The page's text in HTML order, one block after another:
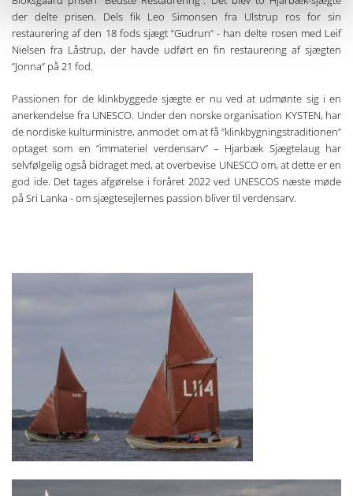
der delte prisen. Dels fik Leo Simonsen fra Ulstrup ros for sin
restaurering af den 18 fods sjægt ”Gudrun” - han delte rosen med Leif
Nielsen fra Låstrup, der havde udført en fin restaurering af sjægten
”Jonna” på 21 fod.
Passionen for de klinkbyggede sjægte er nu ved at udmønte sig i en
anerkendelse fra UNESCO. Under den norske organisation KYSTEN, har
de nordiske kulturministre, anmodet om at få ”klinkbygningstraditionen”
optaget som en ”immateriel verdensarv” – Hjarbæk Sjægtelaug har
selvfølgelig også bidraget med, at overbevise UNESCO om, at dette er en
god ide. Det tages afgørelse i foråret 2022 ved UNESCOS næste møde
på Sri Lanka - om sjægtesejlernes passion bliver til verdensarv.